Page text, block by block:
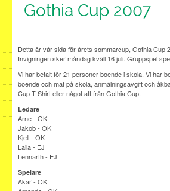
Gothia Cup 2007
Detta är vår sida för årets sommarcup, Gothia Cup
Invigningen sker måndag kväll 16 juli. Gruppspel
Vi har betalt för 21 personer boende i skola. Vi har
boende och mat på skola, anmälningsavgift och
Cup T-Shirt eller något att från Gothia Cup.
Ledare
Arne - OK
Jakob - OK
Kjell - OK
Laila - EJ
Lennarth - EJ
Spelare
Akar - OK